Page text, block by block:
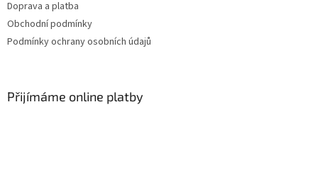
Doprava a platba
Obchodní podmínky
Podmínky ochrany osobních údajů
Přijímáme online platby